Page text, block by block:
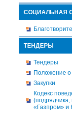
СОЦИАЛЬНАЯ
ТЕНДЕРЫ
Тендеры
Положение о
Закупки
Кодекс
«Газпром» и